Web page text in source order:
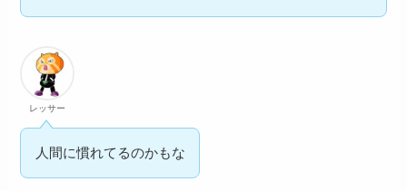
レッサー
人間に慣れてるのかもな